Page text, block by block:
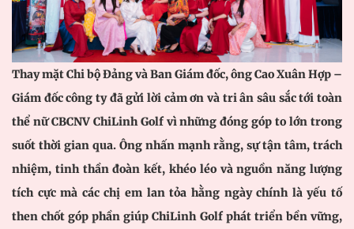
Thay mặt Chi bộ Đảng và Ban Giám đốc, ông Cao Xuân Hợp –
Giám đốc công ty đã gửi lời cảm ơn và tri ân sâu sắc tới toàn
thể nữ CBCNV ChiLinh Golf vì những đóng góp to lớn trong
suốt thời gian qua. Ông nhấn mạnh rằng, sự tận tâm, trách
nhiệm, tinh thần đoàn kết, khéo léo và nguồn năng lượng
tích cực mà các chị em lan tỏa hằng ngày chính là yếu tố
then chốt góp phần giúp ChiLinh Golf phát triển bền vững,